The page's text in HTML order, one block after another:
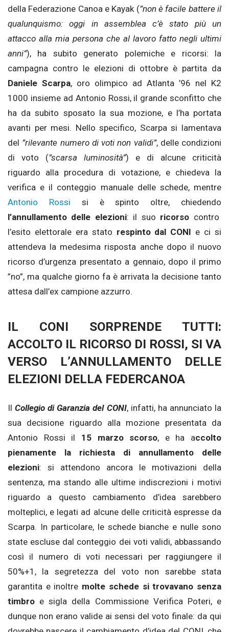
della Federazione Canoa e Kayak (”non è facile battere il
qualunquismo: oggi in assemblea c’è stato più un
attacco alla mia persona che al lavoro fatto negli ultimi
anni”), ha subito generato polemiche e ricorsi: la
campagna contro le elezioni di ottobre è partita da
Daniele Scarpa, oro olimpico ad Atlanta ’96 nel K2
1000 insieme ad Antonio Rossi, il grande sconfitto che
ha da subito sposato la sua mozione, e l’ha portata
avanti per mesi. Nello specifico, Scarpa si lamentava
del ”rilevante numero di voti non validi”, delle condizioni
di voto (”scarsa luminosità”) e di alcune criticità
riguardo alla procedura di votazione, e chiedeva la
verifica e il conteggio manuale delle schede, mentre
Antonio Rossi si è spinto oltre, chiedendo
l’annullamento delle elezioni: il suo ricorso contro
l’esito elettorale era stato respinto dal CONI e ci si
attendeva la medesima risposta anche dopo il nuovo
ricorso d’urgenza presentato a gennaio, dopo il primo
”no”, ma qualche giorno fa è arrivata la decisione tanto
attesa dall’ex campione azzurro.
IL CONI SORPRENDE TUTTI:
ACCOLTO IL RICORSO DI ROSSI, SI VA
VERSO L’ANNULLAMENTO DELLE
ELEZIONI DELLA FEDERCANOA
IlCollegio di Garanzia del CONI, infatti, ha annunciato la
sua decisione riguardo alla mozione presentata da
Antonio Rossi il 15 marzo scorso, e ha accolto
pienamente la richiesta di annullamento delle
elezioni: si attendono ancora le motivazioni della
sentenza, ma stando alle ultime indiscrezioni i motivi
riguardo a questo cambiamento d’idea sarebbero
molteplici, e legati ad alcune delle criticità espresse da
Scarpa. In particolare, le schede bianche e nulle sono
state escluse dal conteggio dei voti validi, abbassando
così il numero di voti necessari per raggiungere il
50%+1, la segretezza del voto non sarebbe stata
garantita e inoltre molte schede si trovavano senza
timbro e sigla della Commissione Verifica Poteri, e
dunque non erano valide ai sensi del voto finale: da qui